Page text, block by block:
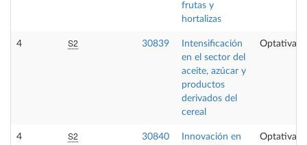
frutas y
hortalizas
4 S2 30839
Intensificación
en el sector del
aceite, azúcar y
productos
derivados del
cereal
Optativa
4 S2 30840
Innovación en
Optativa